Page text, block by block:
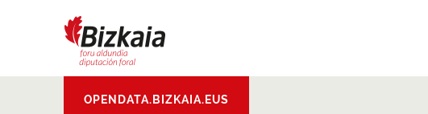
Aldundia.Diputacion
OPENDATA.BIZKAIA.EUS